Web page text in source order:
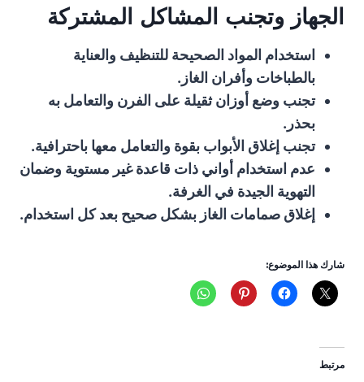
الجهاز وتجنب المشاكل المشتركة
استخدام المواد الصحيحة للتنظيف والعناية
بالطباخات وأفران الغاز.
تجنب وضع أوزان ثقيلة على الفرن والتعامل به
بحذر.
تجنب إغلاق الأبواب بقوة والتعامل معها باحترافية.
عدم استخدام أواني ذات قاعدة غير مستوية وضمان
التهوية الجيدة في الغرفة.
إغلاق صمامات الغاز بشكل صحيح بعد كل استخدام.
شارك هذا الموضوع:
مرتبط